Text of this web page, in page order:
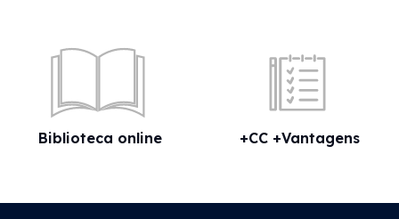
Biblioteca online +CC +Vantagens